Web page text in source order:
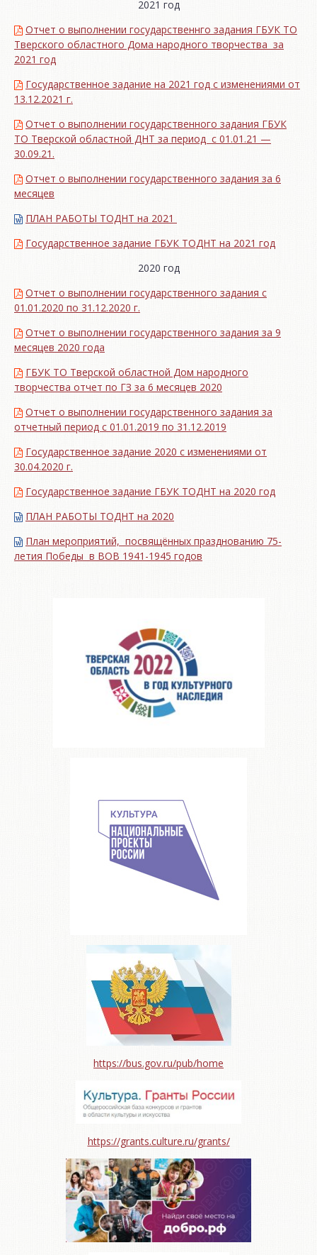
2021 год
Отчет о выполнении государственнго задания ГБУК ТО
Тверского областного Дома народного творчества за
2021 год
Государственное задание на 2021 год с изменениями от
13.12.2021 г.
Отчет о выполнении государственного задания ГБУК
ТО Тверской областной ДНТ за период с 01.01.21 —
30.09.21.
Отчет о выполнении государственного задания за 6
месяцев
ПЛАН РАБОТЫ ТОДНТ на 2021
Государственное задание ГБУК ТОДНТ на 2021 год
2020 год
Отчет о выполнении государственного задания с
01.01.2020 по 31.12.2020 г.
Отчет о выполнении государственного задания за 9
месяцев 2020 года
ГБУК ТО Тверской областной Дом народного
творчества отчет по ГЗ за 6 месяцев 2020
Отчет о выполнении государственного задания за
отчетный период с 01.01.2019 по 31.12.2019
Государственное задание 2020 с изменениями от
30.04.2020 г.
Государственное задание ГБУК ТОДНТ на 2020 год
ПЛАН РАБОТЫ ТОДНТ на 2020
План мероприятий, посвящённых празднованию 75-
летия Победы в ВОВ 1941-1945 годов
https://bus.gov.ru/pub/home
https://grants.culture.ru/grants/